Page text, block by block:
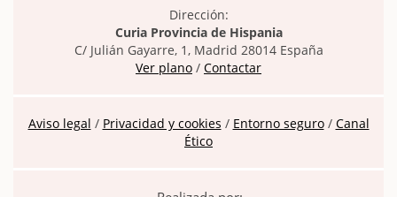
Dirección:
Curia Provincia de Hispania
C/ Julián Gayarre, 1, Madrid 28014 España
Ver plano / Contactar
Aviso legal / Privacidad y cookies / Entorno seguro / Canal
Ético